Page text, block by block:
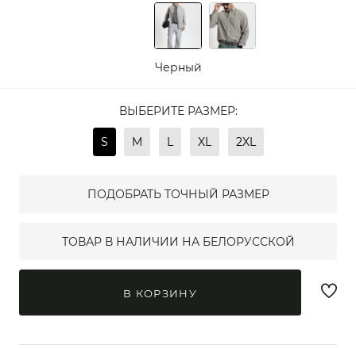
Черный
ВЫБЕРИТЕ РАЗМЕР:
S M L XL 2XL
ПОДОБРАТЬ ТОЧНЫЙ РАЗМЕР
ТОВАР В НАЛИЧИИ НА БЕЛОРУССКОЙ
В КОРЗИНУ